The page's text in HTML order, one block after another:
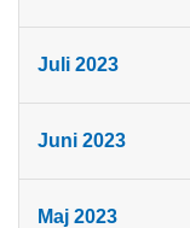
Juli 2023
Juni 2023
Maj 2023